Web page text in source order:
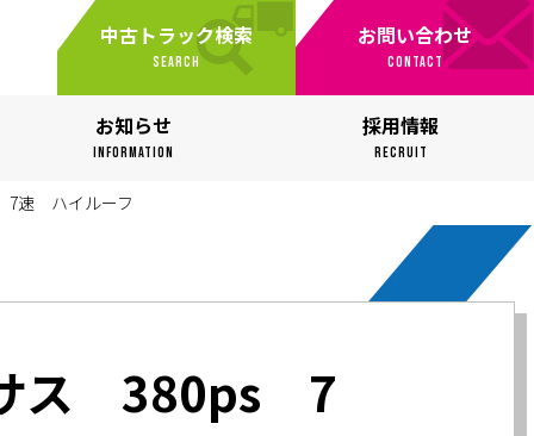
中古トラック検索
SEARCH
お問い合わせ
CONTACT
お知らせ
INFORMATION
採用情報
RECRUIT
速 ハイルーフ
ス 380ps 7